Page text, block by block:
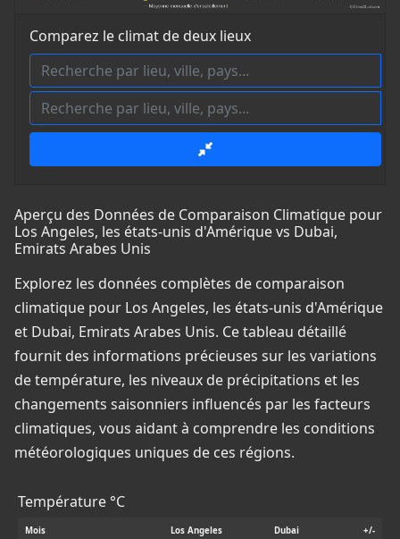
Comparez le climat de deux lieux
Aperçu des Données de Comparaison Climatique pour
Los Angeles, les états-unis d'Amérique vs Dubai,
Emirats Arabes Unis
Explorez les données complètes de comparaison
climatique pour Los Angeles, les états-unis d'Amérique
et Dubai, Emirats Arabes Unis. Ce tableau détaillé
fournit des informations précieuses sur les variations
de température, les niveaux de précipitations et les
changements saisonniers influencés par les facteurs
climatiques, vous aidant à comprendre les conditions
météorologiques uniques de ces régions.
Température °C
Mois Los Angeles Dubai +/-